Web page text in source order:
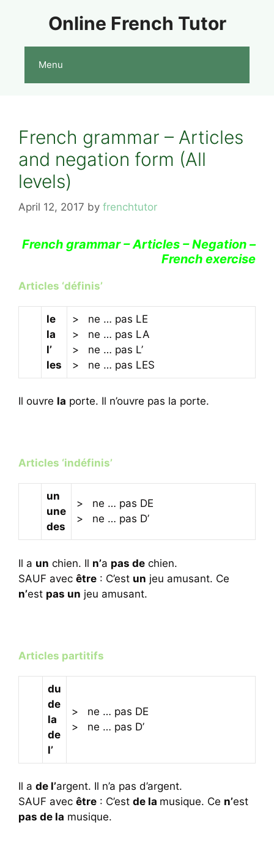
Online French Tutor
Menu
French grammar – Articles
and negation form (All
levels)
April 12, 2017 by frenchtutor
French grammar – Articles – Negation –
French exercise
Articles ‘définis’
le
la
l’
les
> ne … pas LE
> ne … pas LA
> ne … pas L’
> ne … pas LES
Il ouvre la porte. Il n’ouvre pas la porte.
Articles ‘indéfinis’
un
une
des
> ne … pas DE
> ne … pas D’
Il a un chien. Il n’a pas de chien.
SAUF avec être : C’est un jeu amusant. Ce
n’est pas un jeu amusant.
Articles partitifs
du
de
la
de
l’
> ne … pas DE
> ne … pas D’
Il a de l’argent. Il n’a pas d’argent.
SAUF avec être : C’est de la musique. Ce n’est
pas de la musique.